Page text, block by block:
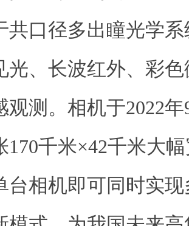
共口径多出瞳光学
光、长波红外、彩
观测 。 相机于2022
170千米×42千米大
台相机即可同时实